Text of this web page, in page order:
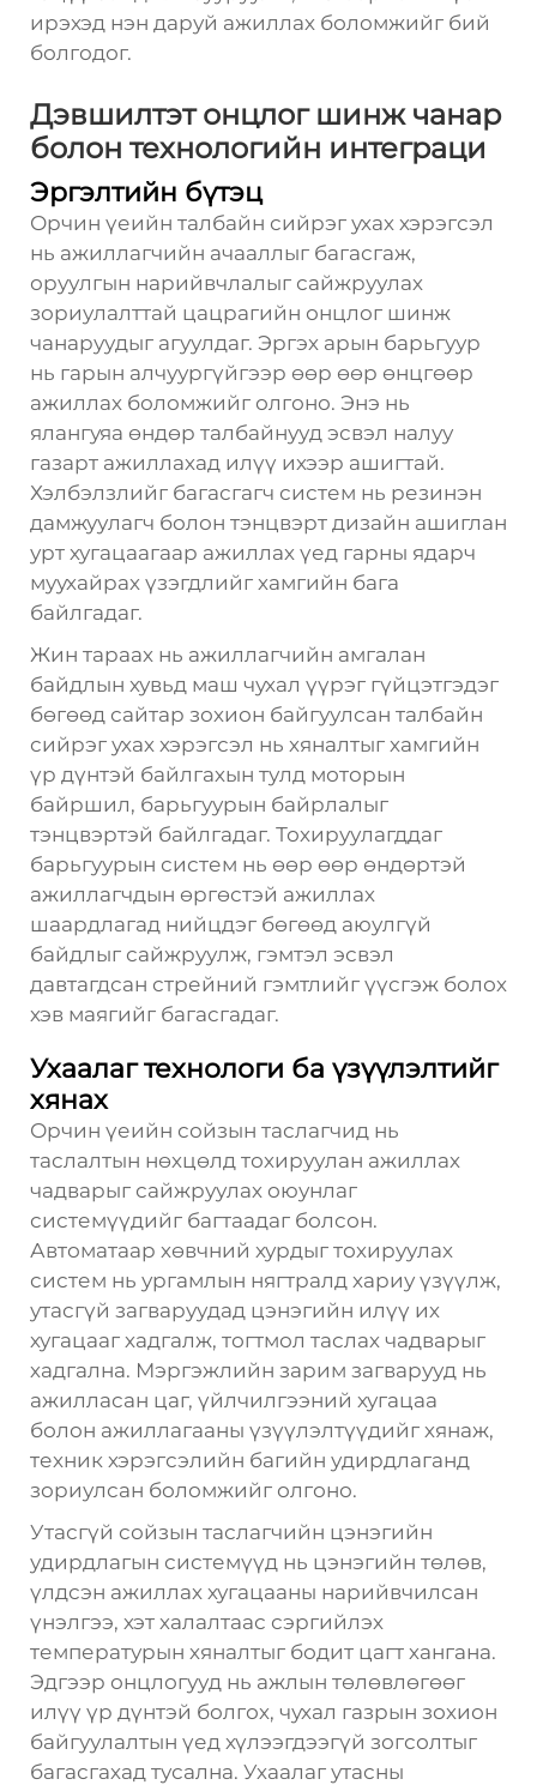
ирэхэд нэн даруй ажиллах боломжийг бий
болгодог.
Дэвшилтэт онцлог шинж чанар
болон технологийн интеграци
Эргэлтийн бүтэц
Орчин үеийн талбайн сийрэг ухах хэрэгсэл
нь ажиллагчийн ачааллыг багасгаж,
оруулгын нарийвчлалыг сайжруулах
зориулалттай цацрагийн онцлог шинж
чанаруудыг агуулдаг. Эргэх арын барьгуур
нь гарын алчуургүйгээр өөр өөр өнцгөөр
ажиллах боломжийг олгоно. Энэ нь
ялангуяа өндөр талбайнууд эсвэл налуу
газарт ажиллахад илүү ихээр ашигтай.
Хэлбэлзлийг багасгагч систем нь резинэн
дамжуулагч болон тэнцвэрт дизайн ашиглан
урт хугацаагаар ажиллах үед гарны ядарч
муухайрах үзэгдлийг хамгийн бага
байлгадаг.
Жин тараах нь ажиллагчийн амгалан
байдлын хувьд маш чухал үүрэг гүйцэтгэдэг
бөгөөд сайтар зохион байгуулсан талбайн
сийрэг ухах хэрэгсэл нь хяналтыг хамгийн
үр дүнтэй байлгахын тулд моторын
байршил, барьгуурын байрлалыг
тэнцвэртэй байлгадаг. Тохируулагддаг
барьгуурын систем нь өөр өөр өндөртэй
ажиллагчдын өргөстэй ажиллах
шаардлагад нийцдэг бөгөөд аюулгүй
байдлыг сайжруулж, гэмтэл эсвэл
давтагдсан стрейний гэмтлийг үүсгэж болох
хэв маягийг багасгадаг.
Ухаалаг технологи ба үзүүлэлтийг
хянах
Орчин үеийн сойзын таслагчид нь
таслалтын нөхцөлд тохируулан ажиллах
чадварыг сайжруулах оюунлаг
системүүдийг багтаадаг болсон.
Автоматаар хөвчний хурдыг тохируулах
систем нь ургамлын нягтралд хариу үзүүлж,
утасгүй загваруудад цэнэгийн илүү их
хугацааг хадгалж, тогтмол таслах чадварыг
хадгална. Мэргэжлийн зарим загварууд нь
ажилласан цаг, үйлчилгээний хугацаа
болон ажиллагааны үзүүлэлтүүдийг хянаж,
техник хэрэгсэлийн багийн удирдлаганд
зориулсан боломжийг олгоно.
Утасгүй сойзын таслагчийн цэнэгийн
удирдлагын системүүд нь цэнэгийн төлөв,
үлдсэн ажиллах хугацааны нарийвчилсан
үнэлгээ, хэт халалтаас сэргийлэх
температурын хяналтыг бодит цагт хангана.
Эдгээр онцлогууд нь ажлын төлөвлөгөөг
илүү үр дүнтэй болгох, чухал газрын зохион
байгуулалтын үед хүлээгдээгүй зогсолтыг
багасгахад тусална. Ухаалаг утасны